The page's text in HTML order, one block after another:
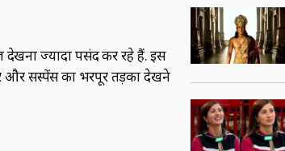
ज्यादा पसंद कर रहे हैं. इस
और सस्पेंस का भरपूर तड़का देखने